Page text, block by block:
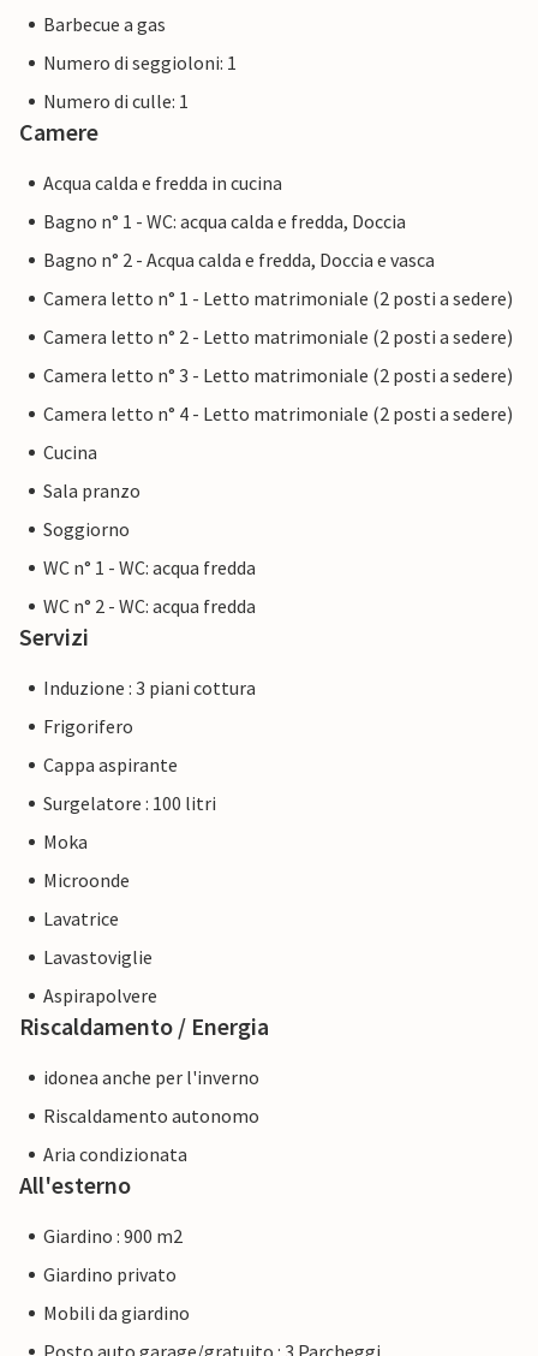
Barbecue a gas
Numero di seggioloni: 1
Numero di culle: 1
Camere
Acqua calda e fredda in cucina
Bagno n° 1 - WC: acqua calda e fredda, Doccia
Bagno n° 2 - Acqua calda e fredda, Doccia e vasca
Camera letto n° 1 - Letto matrimoniale (2 posti a sedere)
Camera letto n° 2 - Letto matrimoniale (2 posti a sedere)
Camera letto n° 3 - Letto matrimoniale (2 posti a sedere)
Camera letto n° 4 - Letto matrimoniale (2 posti a sedere)
Cucina
Sala pranzo
Soggiorno
WC n° 1 - WC: acqua fredda
WC n° 2 - WC: acqua fredda
Servizi
Induzione : 3 piani cottura
Frigorifero
Cappa aspirante
Surgelatore : 100 litri
Moka
Microonde
Lavatrice
Lavastoviglie
Aspirapolvere
Riscaldamento / Energia
idonea anche per l'inverno
Riscaldamento autonomo
Aria condizionata
All'esterno
Giardino : 900 m2
Giardino privato
Mobili da giardino